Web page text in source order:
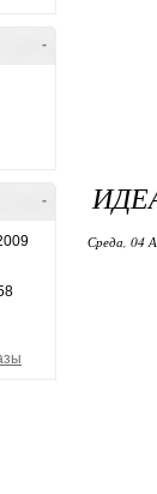
-
-
Среда, 04